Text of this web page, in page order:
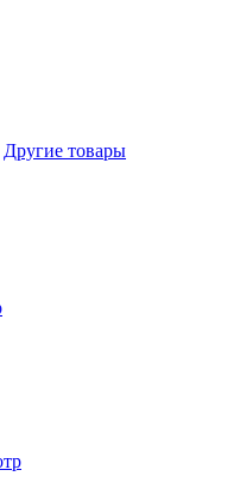
Другие товары